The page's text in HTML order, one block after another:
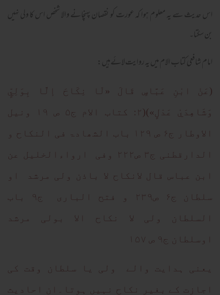
اس حدیث سے یہ معلوم ہوا کہ عورت کو نقصان پہنچانے والا شخص اس کا ولی نہیں
بن سکتا۔
امام شافعی کتاب الام میں یہ روایت لائےہیں:
(عَنْ ابْنِ عَبَّاسٍ قَالَ «لَا نِكَاحَ إلَّا بِوَلِيٍّ
وَشَاهِدَيْ عَدْلٍ»)(۲: کتاب الام ج۵ ص ۱۹ ونیل
الاوطار ج۶ ص ۱۲۹ باب الشھادۃ فی النکاح و
الدارقطنی ج۳ ص۲۲۲ وفی ارواءالخلیل عن
ابن عباس قال لانکاح لا باذن ولی مرشد او
سلطان ج۶ ص۲۳۹ و فتح الباری ج۹ باب
السلطان ولی لا نکاح الا بولی مرشد
اوسلطان ج۹ ص ۱۵۷
یعنی ہدایت والے ولی یا سلطان وقت کی
اجازت کے بغیر نکاح نہیں ہوتا۔ان احادیث